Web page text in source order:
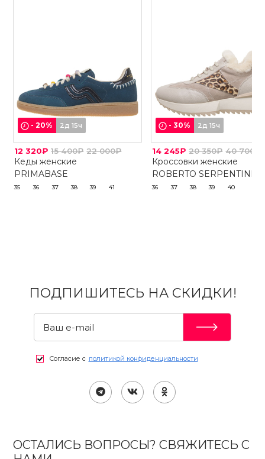
-20% 2д 15ч
12 320₽ 15 400₽ 22 000₽
Кеды женские
PRIMABASE
35 36 37 38 39 41
-30% 2д 15ч
14 245₽ 20 350₽ 40 700₽
Кроссовки женские
ROBERTO SERPENTINI
36 37 38 39 40
ПОДПИШИТЕСЬ НА СКИДКИ!
Согласие с политикой конфиденциальности
ОСТАЛИСЬ ВОПРОСЫ? СВЯЖИТЕСЬ С